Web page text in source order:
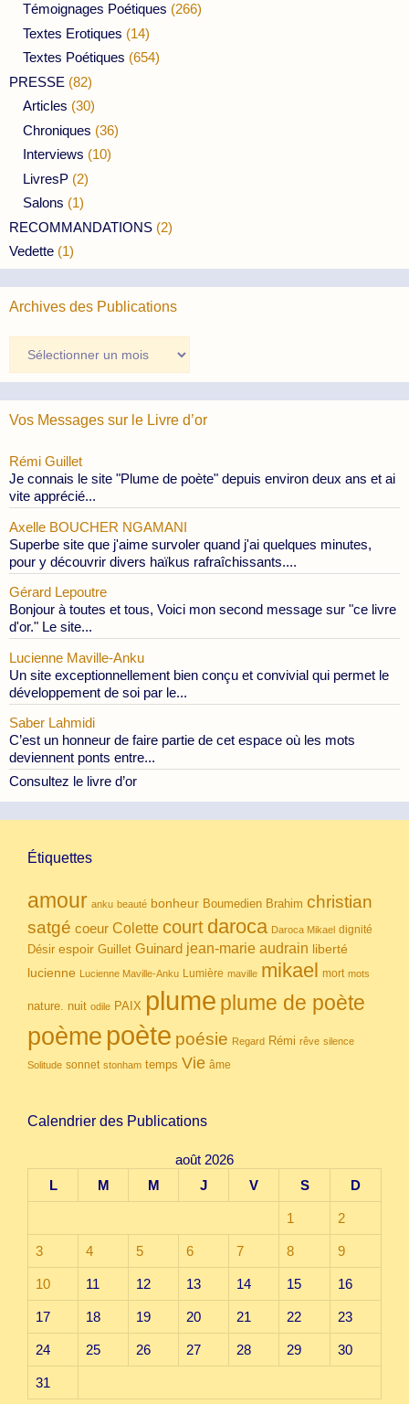
Témoignages Poétiques (266)
Textes Erotiques (14)
Textes Poétiques (654)
PRESSE (82)
Articles (30)
Chroniques (36)
Interviews (10)
LivresP (2)
Salons (1)
RECOMMANDATIONS (2)
Vedette (1)
Archives des Publications
des
Publications
Vos Messages sur le Livre d’or
Rémi Guillet
Je connais le site "Plume de poète" depuis environ deux ans et ai
vite apprécié...
Axelle BOUCHER NGAMANI
Superbe site que j'aime survoler quand j'ai quelques minutes,
pour y découvrir divers haïkus rafraîchissants....
Gérard Lepoutre
Bonjour à toutes et tous, Voici mon second message sur "ce livre
d'or." Le site...
Lucienne Maville-Anku
Un site exceptionnellement bien conçu et convivial qui permet le
développement de soi par le...
Saber Lahmidi
C’est un honneur de faire partie de cet espace où les mots
deviennent ponts entre...
Consultez le livre d’or
Étiquettes
amour anku beauté bonheur Boumedien Brahim christian
satgé coeur Colette court daroca Daroca Mikael dignité
Désir espoir Guillet Guinard jean-marie audrain liberté
lucienne Lucienne Maville-Anku Lumière maville mikael mort mots
nature. nuit odile PAIX plume plume de poète
poème poète poésie Regard Rémi rêve silence
Solitude sonnet stonham temps Vie âme
Calendrier des Publications
août 2026
L
M M J V S D
1 2
3 4 5 6 7 8 9
10 11 12 13 14 15 16
17 18 19 20 21 22 23
24 25 26 27 28 29 30
31